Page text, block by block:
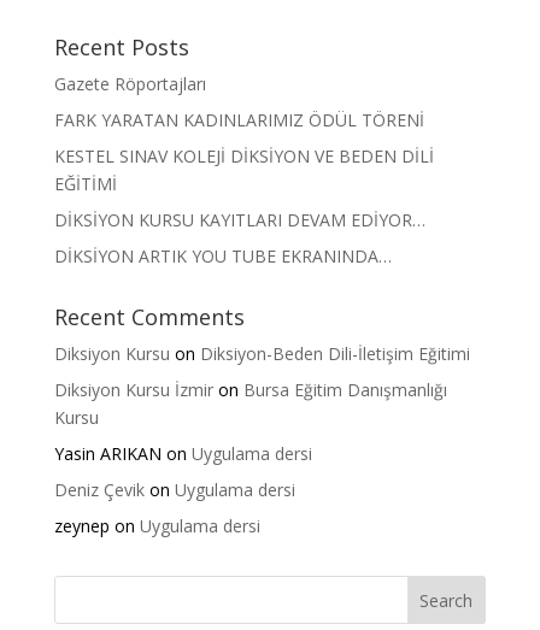
Recent Posts
Gazete Röportajları
FARK YARATAN KADINLARIMIZ ÖDÜL TÖRENİ
KESTEL SINAV KOLEJİ DİKSİYON VE BEDEN DİLİ
EĞİTİMİ
DİKSİYON KURSU KAYITLARI DEVAM EDİYOR…
DİKSİYON ARTIK YOU TUBE EKRANINDA…
Recent Comments
Diksiyon Kursu on Diksiyon-Beden Dili-İletişim Eğitimi
Diksiyon Kursu İzmiron Bursa Eğitim Danışmanlığı
Kursu
Yasin ARIKAN on Uygulama dersi
Deniz Çevikon Uygulama dersi
zeynep on Uygulama dersi